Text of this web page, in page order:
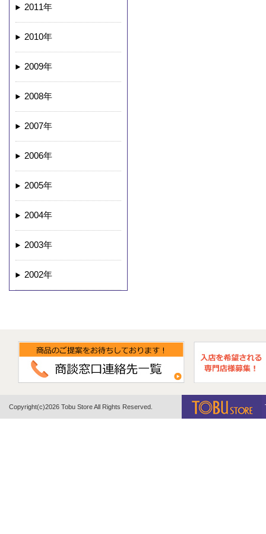
2011年
2010年
2009年
2008年
2007年
2006年
2005年
2004年
2003年
2002年
Copyright(c)2026 Tobu Store All Rights Reserved.